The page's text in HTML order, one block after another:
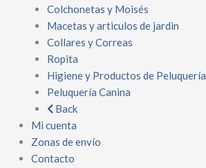
Colchonetas y Moisés
Macetas y articulos de jardin
Collares y Correas
Ropita
Higiene y Productos de Peluquería
Peluquería Canina
Back
Mi cuenta
Zonas de envío
Contacto